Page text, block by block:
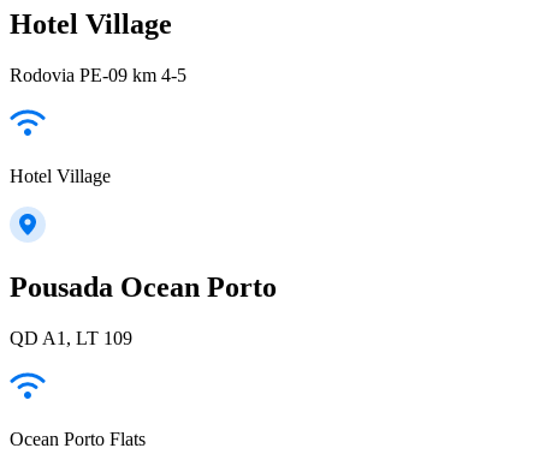
Hotel Village
Rodovia PE-09 km 4-5
Hotel Village
Pousada Ocean Porto
QD A1, LT 109
Ocean Porto Flats